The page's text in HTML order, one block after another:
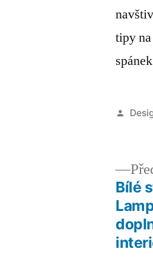
tipy
NavigaceBílé